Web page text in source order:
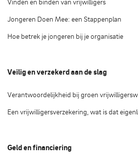
Jongeren Doen Mee: een Stappenplan
Hoe betrek je jongeren bij je organisatie
Veilig en verzekerd aan de slag
Verantwoordelijkheid bij groen
Een vrijwilligersverzekering, wat is dat
Geld en financiering